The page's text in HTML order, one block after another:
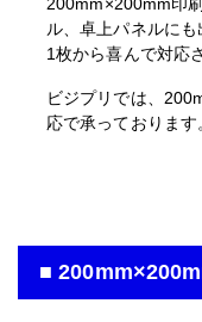
ル、卓上パネルにも
1枚から喜んで対応
ビジプリでは、
応で承っております
■